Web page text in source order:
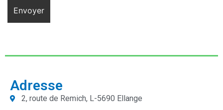
Adresse
2, route de Remich, L-5690 Ellange